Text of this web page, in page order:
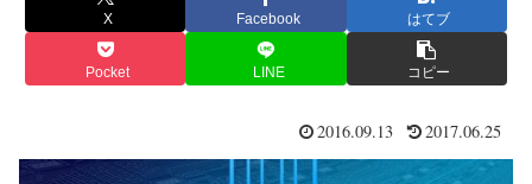
X Facebook はてブ
Pocket LINE コピー
2016.09.13 2017.06.25